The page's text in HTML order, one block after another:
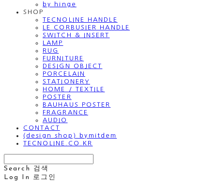
by hinge
SHOP
TECNOLINE HANDLE
LE CORBUSIER HANDLE
SWITCH & INSERT
LAMP
RUG
FURNITURE
DESIGN OBJECT
PORCELAIN
STATIONERY
HOME / TEXTILE
POSTER
BAUHAUS POSTER
FRAGRANCE
AUDIO
CONTACT
(design shop) bymitdem
TECNOLINE.CO.KR
Search
검색
Log In
로그인